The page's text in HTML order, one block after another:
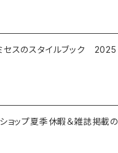
セスのスタイルブック 2025
ショップ夏季休暇＆雑誌掲載の